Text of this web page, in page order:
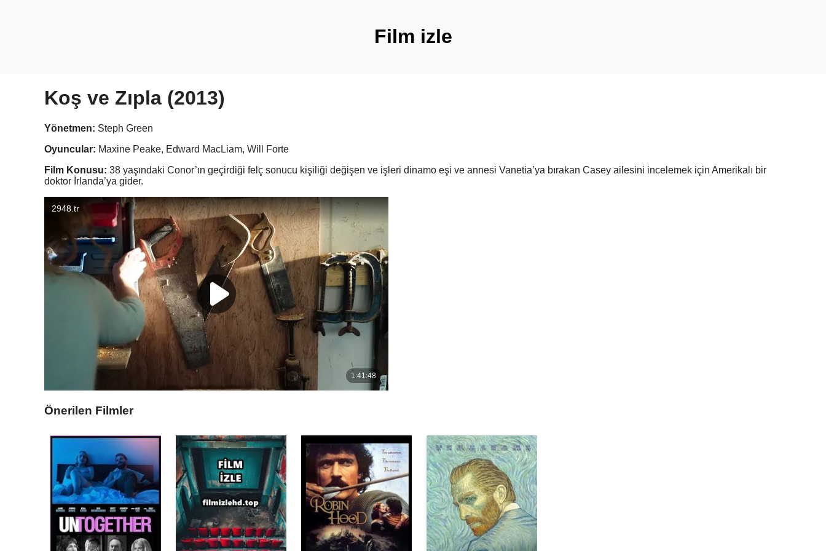
Film izle
Koş ve Zıpla (2013)
Yönetmen: Steph Green
Oyuncular: Maxine Peake, Edward MacLiam, Will Forte
Film Konusu: 38 yaşındaki Conor’ın geçirdiği felç sonucu kişiliği değişen ve işleri dinamo eşi ve annesi Vanetia’ya bırakan Casey ailesini incelemek için Amerikalı bir
doktor İrlanda’ya gider.
Önerilen Filmler